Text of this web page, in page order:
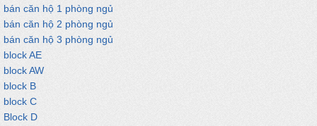
bán căn hộ 1 phòng ngủ
bán căn hộ 2 phòng ngủ
bán căn hộ 3 phòng ngủ
block AE
block AW
block B
block C
Block D